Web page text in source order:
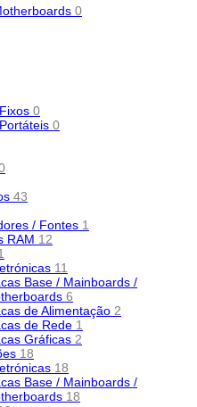
0
0
0
43
/ Fontes 1
RAM 12
11
Base / Mainboards /
6
de Alimentação 2
de Rede 1
Gráficas 2
18
18
Base / Mainboards /
18